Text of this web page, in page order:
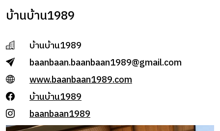
บ้านบ้าน1989
บ้านบ้าน1989
baanbaan.baanbaan1989@gmail.com
www.baanbaan1989.com
บ้านบ้าน1989
baanbaan1989